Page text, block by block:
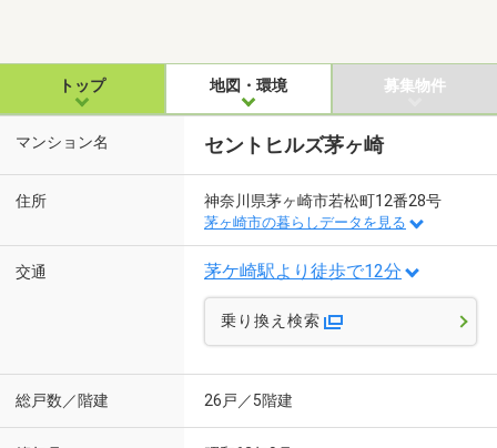
トップ 地図・環境 募集物件
マンション名 セントヒルズ茅ヶ崎
住所 神奈川県茅ヶ崎市若松町12番28号
茅ヶ崎市の暮らしデータを見る
交通 茅ケ崎駅より徒歩で12分
乗り換え検索
総戸数／階建 26戸／5階建